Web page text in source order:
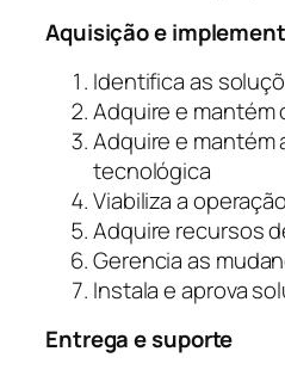
Aquisição e
Identifica as
Adquire e mantém
Adquire e mantém
tecnológica
Viabiliza a
Adquire recursos
Gerencia as
Instala e aprova
Entrega e suporte